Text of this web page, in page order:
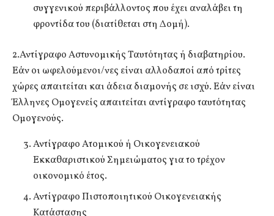
συγγενικού περιβάλλοντος που έχει αναλάβει τη
φροντίδα του (διατίθεται στη Δομή).
2.Αντίγραφο Αστυνομικής Ταυτότητας ή διαβατηρίου.
Εάν οι ωφελούμενοι/νες είναι αλλοδαποί από τρίτες
χώρες απαιτείται και άδεια διαμονής σε ισχύ. Εάν είναι
Έλληνες Ομογενείς απαιτείται αντίγραφο ταυτότητας
Ομογενούς.
Αντίγραφο Ατομικού ή Οικογενειακού
Εκκαθαριστικού Σημειώματος για το τρέχον
οικονομικό έτος.
Αντίγραφο Πιστοποιητικού Οικογενειακής
Κατάστασης